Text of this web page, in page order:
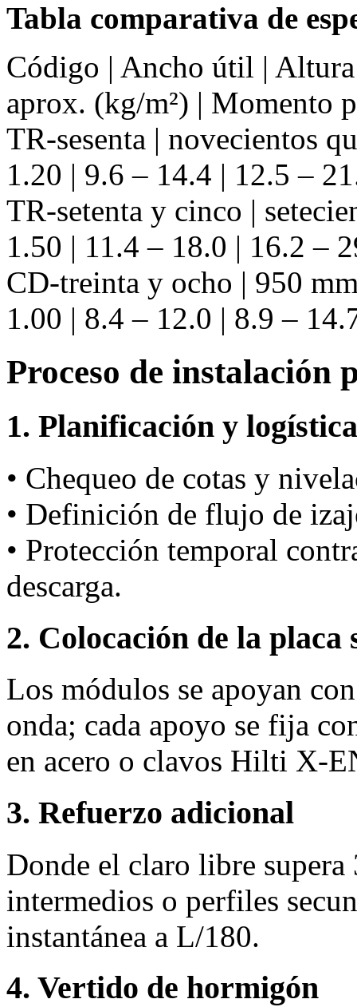
Tabla comparativa de
Código | Ancho útil |
aprox. (kg/m²) | Momento
TR-sesenta | novecientos
1.20 | 9.6 – 14.4 | 12.5 –
TR-setenta y cinco |
1.50 | 11.4 – 18.0 | 16.2 –
CD-treinta y ocho | 950
1.00 | 8.4 – 12.0 | 8.9 –
Proceso de instalación
1. Planificación y
• Chequeo de cotas y
• Definición de flujo de
• Protección temporal
descarga.
2. Colocación de la placa
Los módulos se apoyan
onda; cada apoyo se fija
en acero o clavos Hilti
3. Refuerzo adicional
Donde el claro libre supera
intermedios o perfiles
instantánea a L/180.
4. Vertido de hormigón